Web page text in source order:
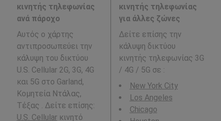
κινητής τηλεφωνίας
ανά πάροχο
Αυτός ο χάρτης
αντιπροσωπεύει την
κάλυψη του δικτύου
U.S. Cellular 2G, 3G, 4G
και 5G στο Garland,
Κομητεία Ντάλας,
Τέξας . Δείτε επίσης:
U.S. Cellularκινητό
κινητής τηλεφωνίας
για άλλες ζώνες
Δείτε επίσης την
κάλυψη δικτύου
κινητής τηλεφωνίας 3G
/ 4G / 5G σε :
New York City
Los Angeles
Chicago